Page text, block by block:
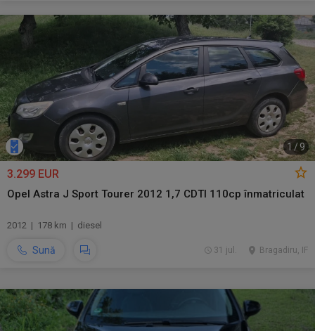
1 /9
3.299 EUR
Opel Astra J Sport Tourer 2012 1,7 CDTI 110cp înmatriculat
2012 | 178 km | diesel
Sună Bragadiru, IF
31 jul.